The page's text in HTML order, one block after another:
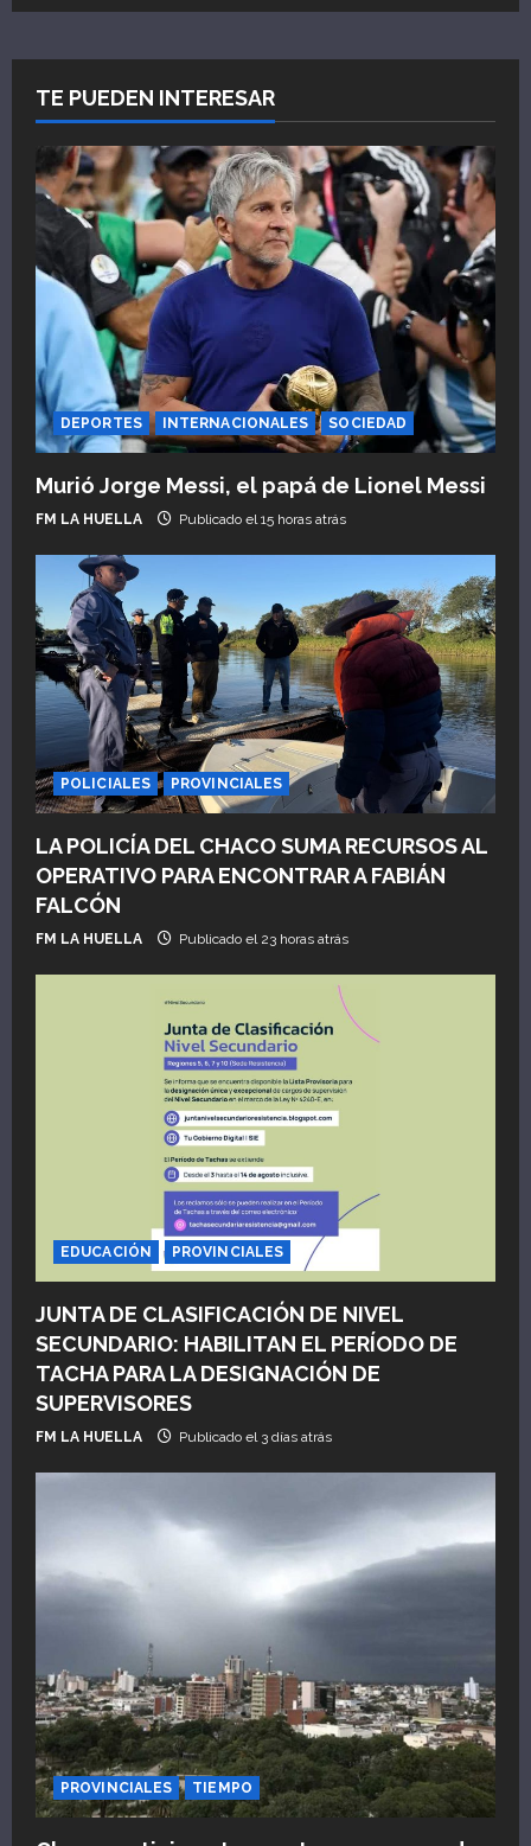
TE PUEDEN INTERESAR
DEPORTES INTERNACIONALES SOCIEDAD
Murió Jorge Messi, el papá de Lionel Messi
FM LA HUELLA Publicado el 15 horas atrás
POLICIALES PROVINCIALES
LA POLICÍA DEL CHACO SUMA RECURSOS AL
OPERATIVO PARA ENCONTRAR A FABIÁN
FALCÓN
FM LA HUELLA Publicado el 23 horas atrás
EDUCACIÓN PROVINCIALES
JUNTA DE CLASIFICACIÓN DE NIVEL
SECUNDARIO: HABILITAN EL PERÍODO DE
TACHA PARA LA DESIGNACIÓN DE
SUPERVISORES
FM LA HUELLA Publicado el 3 días atrás
PROVINCIALES TIEMPO